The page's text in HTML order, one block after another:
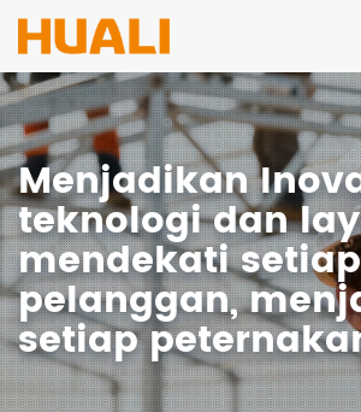
Menjadikan
teknologi dan
mendekati setiap
pelanggan,
setiap